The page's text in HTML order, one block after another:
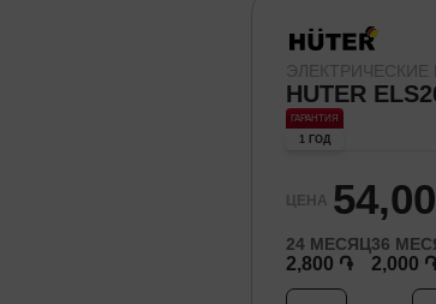
HUTER
ГАРАНТИЯ
1 ГОД
ЦЕНА
24 МЕСЯЦ
2,800 ֏
36
2,000